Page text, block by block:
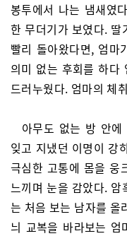
봉투에서 나는 냄새였
한 무더기가 보였다.
빨리 돌아왔다면, 엄
의미 없는 후회를 하다
드러누웠다. 엄마의 체
아무도 없는 방 안
잊고 지냈던 이명이 강
극심한 고통에 몸을 웅
느끼며 눈을 감았다.
는 처음 보는 남자를 올
늬 교복을 바라보는 엄